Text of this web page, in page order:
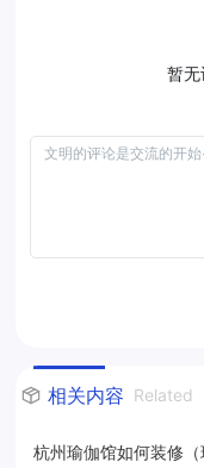
暂
相关内容 Related
杭州瑜伽馆如何装修（